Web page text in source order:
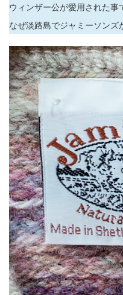
ウィンザー公が愛用された
なぜ淡路島でジャミーソンズ